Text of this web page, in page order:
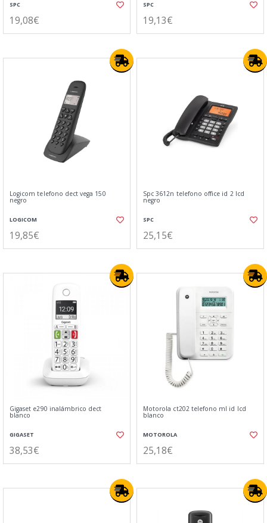
SPC
19,08€
SPC
19,13€
Logicom telefono dect vega 150
negro
LOGICOM
19,85€
Spc 3612n telefono office id 2 lcd
negro
SPC
25,15€
Gigaset e290 inalámbrico dect
blanco
GIGASET
38,53€
Motorola ct202 telefono ml id lcd
blanco
MOTOROLA
25,18€